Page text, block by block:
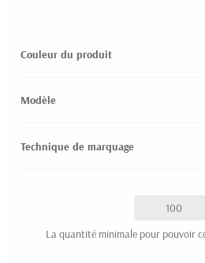
Couleur du produit
Modèle
Technique de marquage
La quantité minimale pour pouvoir